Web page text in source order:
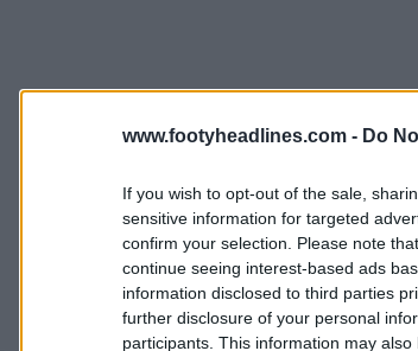
www.footyheadlines.com - Do
If you wish to opt-out of the sale,
sensitive information for targeted
confirm your selection. Please note
continue seeing interest-based ads
information disclosed to third parties
further disclosure of your personal
participants. This information may